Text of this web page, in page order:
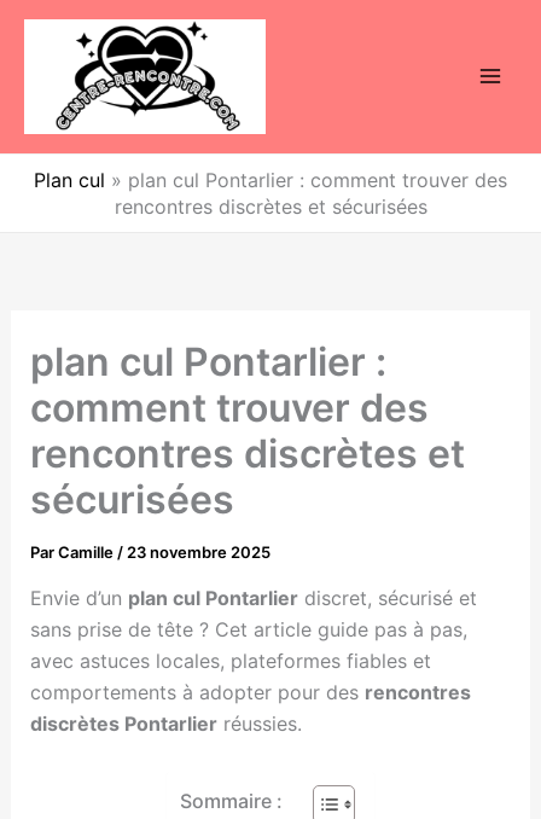
Aller
Plan cul » plan cul Pontarlier : comment trouver des
rencontres discrètes et sécurisées
plan cul Pontarlier :
comment trouver des
rencontres discrètes et
sécurisées
ParCamille / 23 novembre 2025
Envie d’un plan cul Pontarlierdiscret, sécurisé et
sans prise de tête ? Cet article guide pas à pas,
avec astuces locales, plateformes fiables et
comportements à adopter pour des rencontres
discrètes Pontarlierréussies.
Sommaire :